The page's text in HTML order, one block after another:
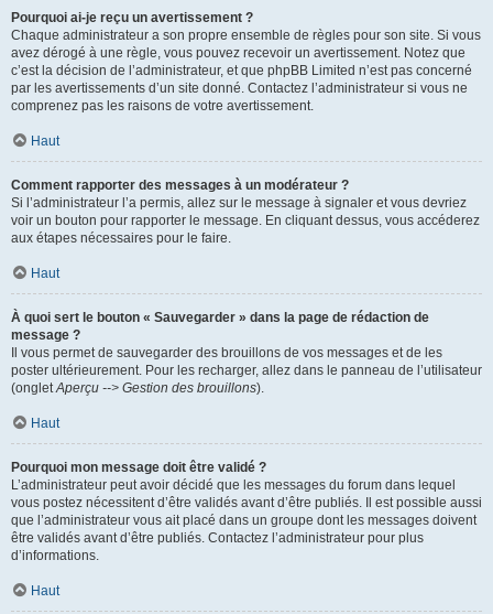
Pourquoi ai-je reçu un avertissement ?
Chaque administrateur a son propre ensemble de règles pour son site. Si vous
avez dérogé à une règle, vous pouvez recevoir un avertissement. Notez que
c’est la décision de l’administrateur, et que phpBB Limited n’est pas concerné
par les avertissements d’un site donné. Contactez l’administrateur si vous ne
comprenez pas les raisons de votre avertissement.
Haut
Comment rapporter des messages à un modérateur ?
Si l’administrateur l’a permis, allez sur le message à signaler et vous devriez
voir un bouton pour rapporter le message. En cliquant dessus, vous accéderez
aux étapes nécessaires pour le faire.
Haut
À quoi sert le bouton « Sauvegarder » dans la page de rédaction de
message ?
Il vous permet de sauvegarder des brouillons de vos messages et de les
poster ultérieurement. Pour les recharger, allez dans le panneau de l’utilisateur
(ongletAperçu --> Gestion des brouillons).
Haut
Pourquoi mon message doit être validé ?
L’administrateur peut avoir décidé que les messages du forum dans lequel
vous postez nécessitent d’être validés avant d’être publiés. Il est possible aussi
que l’administrateur vous ait placé dans un groupe dont les messages doivent
être validés avant d’être publiés. Contactez l’administrateur pour plus
d’informations.
Haut